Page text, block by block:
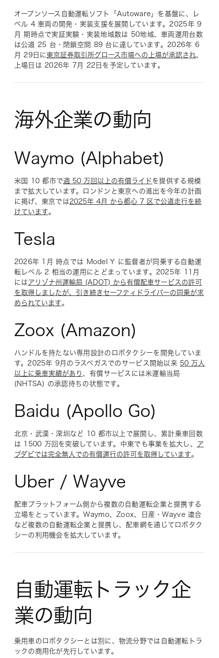
オープンソース自動運転ソフト「Autoware」を基盤に、レ
ベル 4 車両の開発・実装支援を展開しています。2025年 9
月 期時点で実証実験・実装地域数は 50地域、車両運用台数
は公道 25 台・閉鎖空間 89 台に達しています。2026年 6
月 29日に東京証券取引所グロース市場への上場が承認され、
上場日は 2026年 7月 22日を予定しています。
海外企業の動向
Waymo (Alphabet)
米国 10 都市で週 50 万回以上の有償ライド を提供する規模
まで拡大しています。ロンドンと東京への進出を今年の計画
に掲げ、東京では2025年 4月 から都心 7 区で公道走行を続
けています。
Tesla
2026年 1月 時点では Model Y に監督者が同乗する自動運
転レベル 2 相当の運用にとどまっています。2025年 11月
にはアリゾナ州運輸局 (ADOT) から有償配車サービスの許可
を取得しましたが、引き続きセーフティドライバーの同乗が求
められています。
Zoox (Amazon)
ハンドルを持たない専用設計のロボタクシーを開発していま
す。2025年 9月のラスベガスでのサービス開始以来 50 万人
以上に乗車実績があり 、有償サービスには米運輸当局
(NHTSA) の承認待ちの状態です。
Baidu (Apollo Go)
北京・武漢・深圳など 10 都市以上で展開し、累計乗車回数
は 1500 万回を突破しています。中東でも事業を拡大し、 ア
ブダビでは完全無人での有償運行の許可を取得しています。
Uber / Wayve
配車プラットフォーム側から複数の自動運転企業と提携する
立場をとっています。Waymo、Zoox、日産・Wayve 連合
など複数の自動運転企業と提携し、配車網を通じてロボタク
シーの利用機会を拡大しています。
自動運転トラック企
業の動向
乗用車のロボタクシーとは別に、物流分野では自動運転トラ
ックの商用化が先行しています。